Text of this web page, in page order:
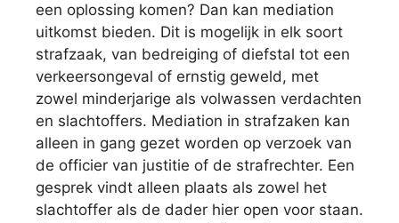
een oplossing komen? Dan kan mediation
uitkomst bieden. Dit is mogelijk in elk soort
strafzaak, van bedreiging of diefstal tot een
verkeersongeval of ernstig geweld, met
zowel minderjarige als volwassen verdachten
en slachtoffers. Mediation in strafzaken kan
alleen in gang gezet worden op verzoek van
de officier van justitie of de strafrechter. Een
gesprek vindt alleen plaats als zowel het
slachtoffer als de dader hier open voor staan.